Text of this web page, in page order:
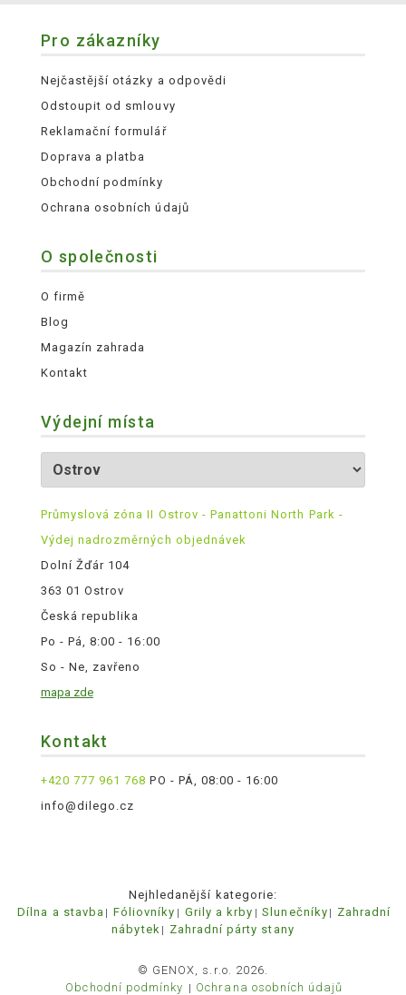
Pro zákazníky
Nejčastější otázky a odpovědi
Odstoupit od smlouvy
Reklamační formulář
Doprava a platba
Obchodní podmínky
Ochrana osobních údajů
O společnosti
O firmě
Blog
Magazín zahrada
Kontakt
Výdejní místa
Průmyslová zóna II Ostrov - Panattoni North Park -
Výdej nadrozměrných objednávek
Dolní Žďár 104
363 01 Ostrov
Česká republika
Po - Pá, 8:00 - 16:00
So - Ne, zavřeno
mapa zde
Kontakt
+420 777 961 768 PO - PÁ, 08:00 - 16:00
info@dilego.cz
Nejhledanější kategorie:
Dílna a stavba
Fóliovníky Grily a krby Slunečníky
Zahradní
nábytek
Zahradní párty stany
© GENOX, s.r.o. 2026.
Obchodní podmínky
Ochrana osobních údajů